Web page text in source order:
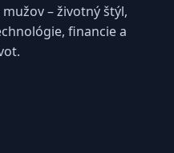
– životný štýl,
financie a